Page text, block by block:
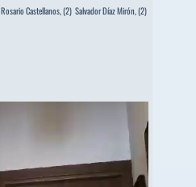
Rosario Castellanos, (2) Salvador Díaz Mirón, (2)